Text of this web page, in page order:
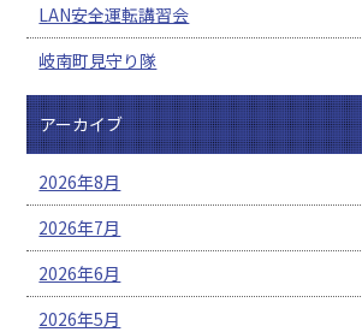
LAN安全運転講習会
岐南町見守り隊
アーカイブ
2026年8月
2026年7月
2026年6月
2026年5月